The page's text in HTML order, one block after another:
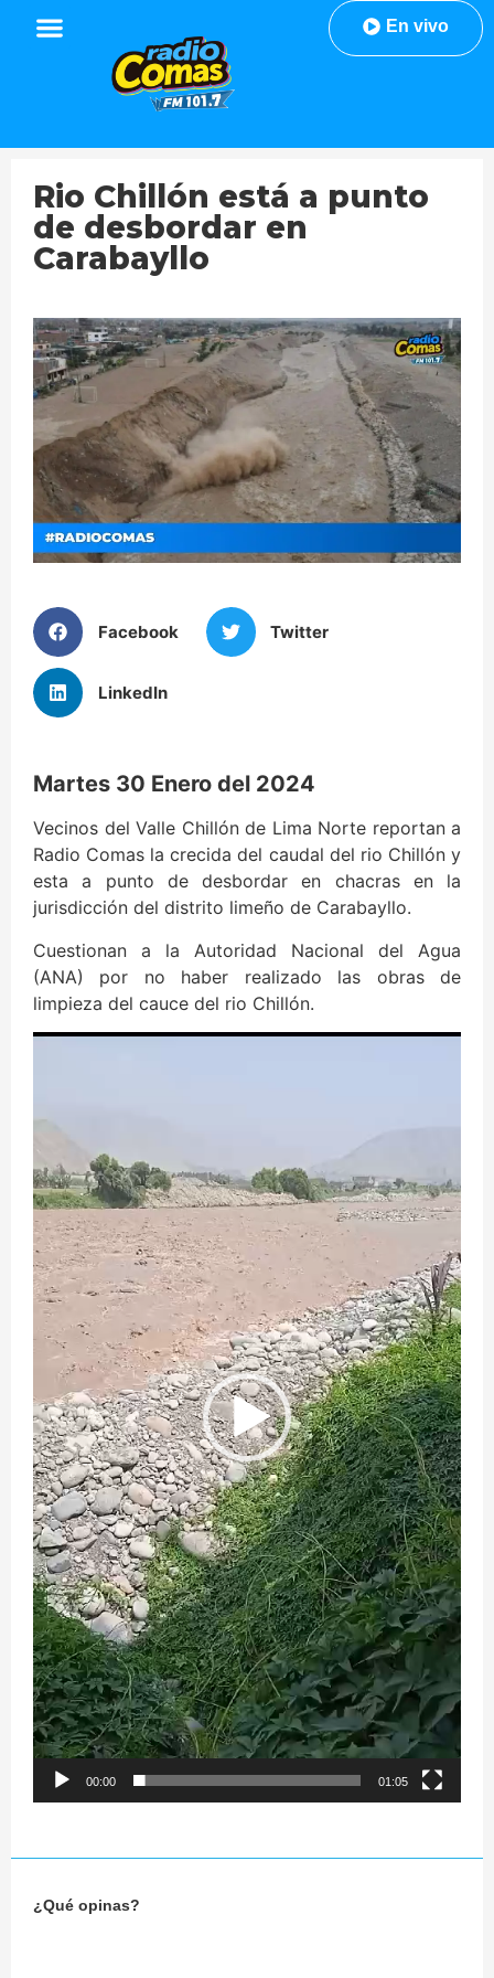
En vivo
Rio Chillón está a punto
de desbordar en
Carabayllo
Facebook Twitter
LinkedIn
Martes 30 Enero del 2024
Vecinos del Valle Chillón de Lima Norte reportan a
Radio Comas la crecida del caudal del rio Chillón y
esta a punto de desbordar en chacras en la
jurisdicción del distrito limeño de Carabayllo.
Cuestionan a la Autoridad Nacional del Agua
(ANA) por no haber realizado las obras de
limpieza del cauce del rio Chillón.
Reproductor
00:00 01:05
¿Qué opinas?